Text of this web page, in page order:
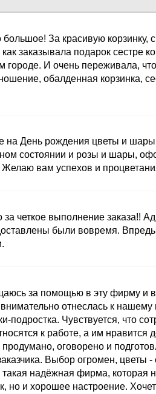
большое! За красивую корзинку,
заказывала подарок сестре
городе. И очень переживала,
обалденная корзинка,
на День рождения цветы и
состоянии и розы и шары,
вам успехов и
четкое выполнение заказа!!
были вовремя. Впредь
за помощью в эту фирму и
отнеслась к
подростка. Чувствуется, что
к работе, а им нравится
оговорено и
Выбор огромен, цветы
такая надёжная фирма, которая
но и хорошее настроение.